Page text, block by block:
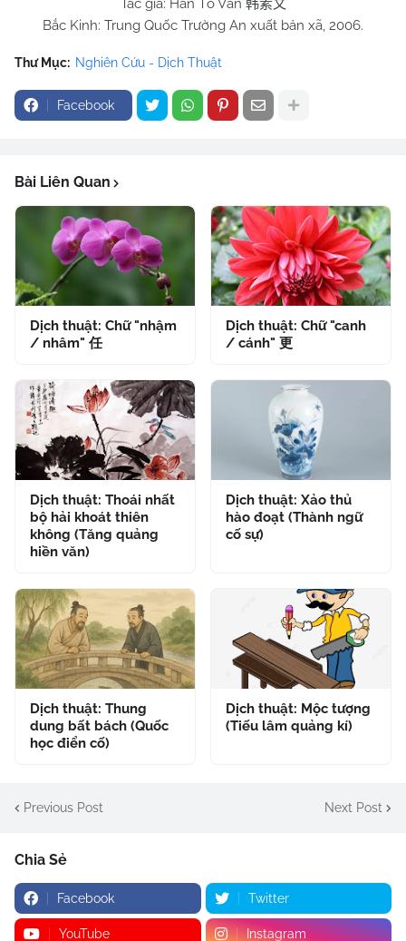
Tác giả: Hàn Tố Văn 韩素文
Bắc Kinh: Trung Quốc Trường An xuất bản xã, 2006.
Thư Mục: Nghiên Cứu - Dịch Thuật
Facebook
Bài Liên Quan
Dịch thuật: Chữ "nhậm
/ nhâm" 任
Dịch thuật: Chữ "canh
/ cánh" 更
Dịch thuật: Thoái nhất
bộ hải khoát thiên
không (Tăng quảng
hiền văn)
Dịch thuật: Xảo thủ
hào đoạt (Thành ngữ
cố sự)
Dịch thuật: Thung
dung bất bách (Quốc
học điển cố)
Dịch thuật: Mộc tượng
(Tiếu lâm quảng kí)
Previous Post Next Post
Chia Sẻ
Facebook Twitter
YouTube Instagram